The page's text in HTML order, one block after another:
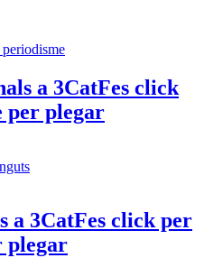
a 3CatFes click
per plegar
a 3CatFes click per
plegar